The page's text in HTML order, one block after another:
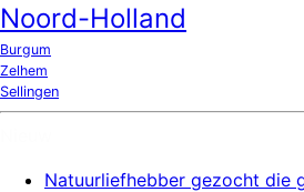
Noord-Holland
Burgum
Zelhem
Sellingen
Natuurliefhebber gezocht die